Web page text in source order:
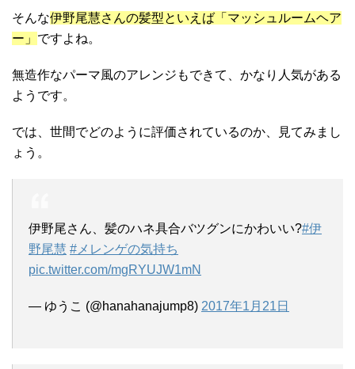
そんな伊野尾慧さんの髪型といえば「マッシュルームヘア
ー」 ですよね。
無造作なパーマ風のアレンジもできて、かなり人気がある
ようです。
では、世間でどのように評価されているのか、見てみまし
ょう。
伊野尾さん、髪のハネ具合バツグンにかわいい?#伊
野尾慧 #メレンゲの気持ち
pic.twitter.com/mgRYUJW1mN
— ゆうこ (@hanahanajump8) 2017年1月21日